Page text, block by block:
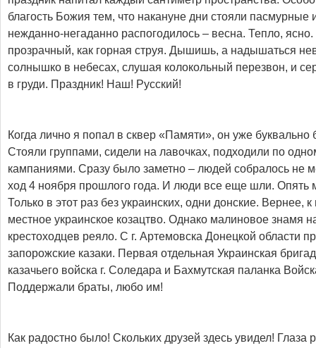
благость Божия тем, что накануне дни стояли пасмурные
нежданно-негаданно распогодилось – весна. Тепло,
прозрачный, как горная струя. Дышишь, а надышаться
солнышко в небесах, слушая колокольный перезвон, и
в груди. Праздник! Наш! Русский!
Когда лично я попал в сквер «Памяти», он уже
Стояли группами, сидели на лавочках, подходили по
кампаниями. Сразу было заметно – людей собралось не
ход 4 ноября прошлого года. И люди все еще шли. Опять
Только в этот раз без украинских, одни донские. Вернее,
местное украинское козацтво. Однако малиновое знамя
крестоходцев реяло. С г. Артемовска Донецкой области
запорожские казаки. Первая отдельная Украинская
казачьего войска г. Соледара и Бахмутская паланка
Поддержали браты, любо им!
Как радостно было! Cкольких друзей здесь увидел! Глаза